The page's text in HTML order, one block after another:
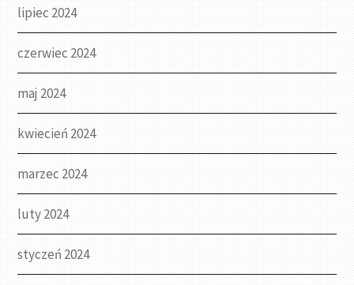
lipiec 2024
czerwiec 2024
maj 2024
kwiecień 2024
marzec 2024
luty 2024
styczeń 2024